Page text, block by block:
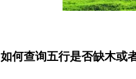
如何查询五行是否缺木或